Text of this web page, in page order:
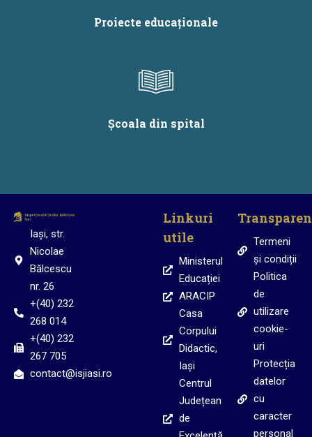
Proiecte educaționale
Școala din spital
Iași, str.
Nicolae
Bălcescu
nr. 26
+(40) 232
268 014
+(40) 232
267 705
contact@isjiasi.ro
Linkuri
utile
Ministerul
Educației
ARACIP
Casa
Corpului
Didactic,
Iași
Centrul
Județean
de
Termeni
și condiții
Politica
de
utilizare
cookie-
uri
Protecția
datelor
cu
caracter
personal